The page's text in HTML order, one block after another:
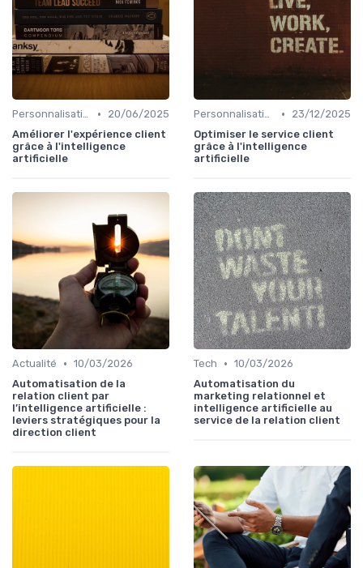
Personnalisation Relation client et intelligence artificielle •
20/06/2025
Améliorer l'expérience client
grâce à l'intelligence
artificielle
Personnalisation Relation client et intelligence artificielle •
23/12/2025
Optimiser le service client
grâce à l'intelligence
artificielle
Actualité • 10/03/2026
Automatisation de la
relation client par
l’intelligence artificielle :
leviers stratégiques pour la
direction client
Tech • 10/03/2026
Automatisation du
marketing relationnel et
intelligence artificielle au
service de la relation client